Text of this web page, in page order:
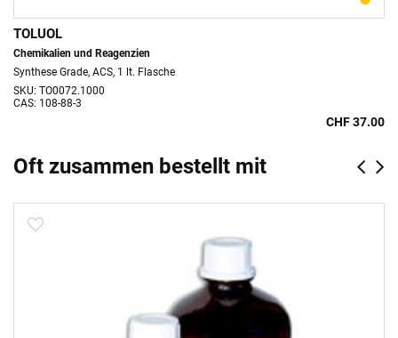
TOLUOL
Chemikalien und Reagenzien
Synthese Grade, ACS, 1 lt. Flasche
SKU: TO0072.1000
CAS: 108-88-3
CHF 37.00
Oft zusammen bestellt mit